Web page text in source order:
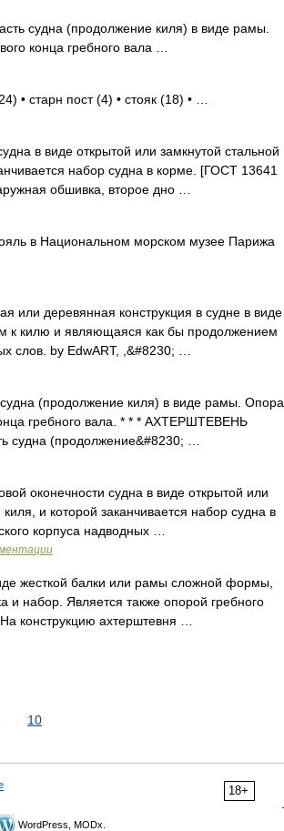
судна (продолжение киля) в виде рамы.
конца гребного вала …
• старн пост (4) • стояк (18) • …
в виде открытой или замкнутой стальной
набор судна в корме. [ГОСТ 13641
обшивка, второе дно …
в Национальном морском музее Парижа
или деревянная конструкция в судне в виде
к килю и являющаяся как бы продолжением
слов. by EdwART, ,&#8230; …
(продолжение киля) в виде рамы. Опора
гребного вала. * * * АХТЕРШТЕВЕНЬ
(продолжение&#8230; …
оконечности судна в виде открытой или
и которой заканчивается набор судна в
корпуса надводных …
жесткой балки или рамы сложной формы,
и набор. Является также опорой гребного
конструкцию ахтерштевня …
10
18+
WordPress, MODx.